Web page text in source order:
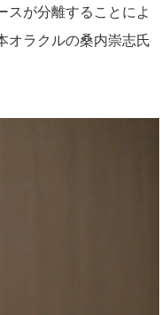
スが分離することによ
オラクルの桑内崇志氏